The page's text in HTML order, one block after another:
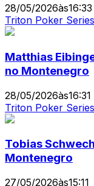
28/05/2026às16:33
Triton Poker Series
Matthias
no Montenegro
28/05/2026às16:31
Triton Poker Series
Tobias
Montenegro
27/05/2026às15:11